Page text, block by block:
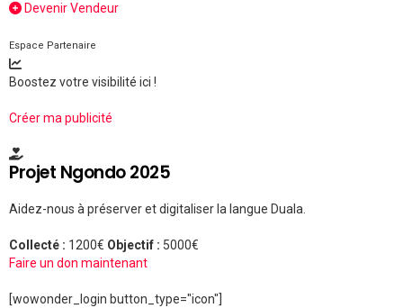
Devenir Vendeur
Espace Partenaire
Boostez votre visibilité ici !
Créer ma publicité
Projet Ngondo 2025
Aidez-nous à préserver et digitaliser la langue Duala.
Collecté : 1200€ Objectif : 5000€
Faire un don maintenant
[wowonder_login button_type="icon"]